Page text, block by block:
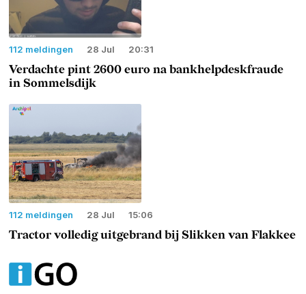
112 meldingen 28 Jul 20:31
Verdachte pint 2600 euro na bankhelpdeskfraude
in Sommelsdijk
112 meldingen 28 Jul 15:06
Tractor volledig uitgebrand bij Slikken van Flakkee